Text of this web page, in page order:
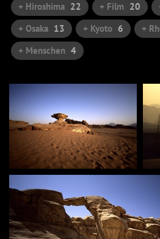
+ Hiroshima 22 + Film 20
+ Osaka 13 + Kyoto 6 +
+ Menschen 4